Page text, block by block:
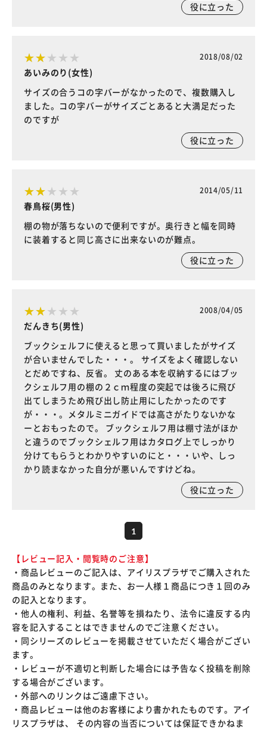
役に立った
2018/08/02
あいみのり(女性)
サイズの合うコの字バーがなかったので、複数購入し
ました。コの字バーがサイズごとあると大満足だった
のですが
役に立った
2014/05/11
春鳥桜(男性)
棚の物が落ちないので便利ですが。奥行きと幅を同時
に装着すると同じ高さに出来ないのが難点。
役に立った
2008/04/05
だんきち(男性)
ブックシェルフに使えると思って買いましたがサイズ
が合いませんでした・・・。 サイズをよく確認しない
とだめですね、反省。 丈のある本を収納するにはブッ
クシェルフ用の棚の２ｃｍ程度の突起では後ろに飛び
出てしまうため飛び出し防止用にしたかったのです
が・・・。メタルミニガイドでは高さがたりないかな
ーとおもったので。 ブックシェルフ用は棚寸法がほか
と違うのでブックシェルフ用はカタログ上でしっかり
分けてもらうとわかりやすいのにと・・・いや、しっ
かり読まなかった自分が悪いんですけどね。
役に立った
1
【レビュー記入・閲覧時のご注意】
・商品レビューのご記入は、アイリスプラザでご購入された
商品のみとなります。また、お一人様１商品につき１回のみ
の記入となります。
・他人の権利、利益、名誉等を損ねたり、法令に違反する内
容を記入することはできませんのでご注意ください。
・同シリーズのレビューを掲載させていただく場合がござい
ます。
・レビューが不適切と判断した場合には予告なく投稿を削除
する場合がございます。
・外部へのリンクはご遠慮下さい。
・商品レビューは他のお客様により書かれたものです。アイ
リスプラザは、 その内容の当否については保証できかねま